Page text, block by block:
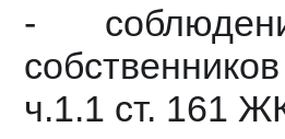
-
ч.1.1 ст. 161